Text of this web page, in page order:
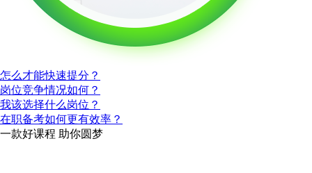
怎么才能快速提分？
岗位竞争情况如何？
我该选择什么岗位？
在职备考如何更有效率？
一款好课程 助你圆梦